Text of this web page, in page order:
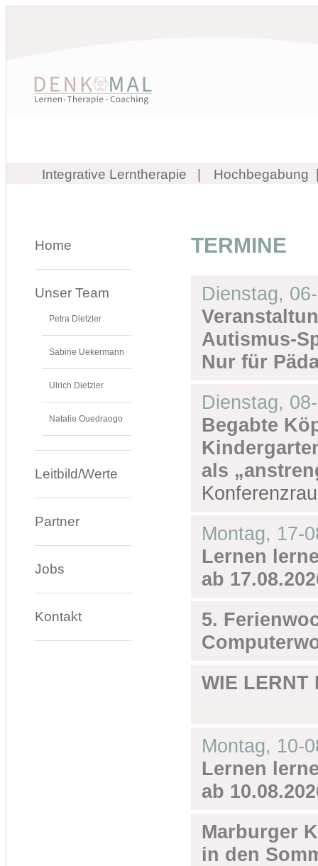
Integrative Lerntherapie Hochbegabung
Home
Unser Team
Petra Dietzler
Sabine Uekermann
Ulrich Dietzler
Natalie Ouedraogo
Leitbild/Werte
Partner
Jobs
Kontakt
TERMINE
Dienstag,
Autismus-
Nur für
Dienstag,
Begabte
als
Montag, 17-
Lernen
ab
5.
WIE LERNT
Montag, 10-
Lernen
ab
Marburger
in den